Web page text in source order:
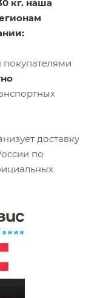
кг. наша
покупателями
доставку
по